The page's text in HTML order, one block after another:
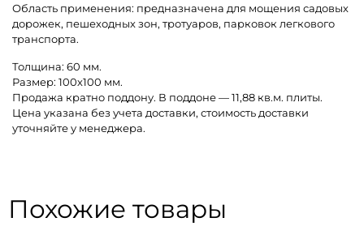
Область применения: предназначена для мощения садовых
дорожек, пешеходных зон, тротуаров, парковок легкового
транспорта.
Толщина: 60 мм.
Размер: 100х100 мм.
Продажа кратно поддону. В поддоне — 11,88 кв.м. плиты.
Цена указана без учета доставки, стоимость доставки
уточняйте у менеджера.
Похожие товары